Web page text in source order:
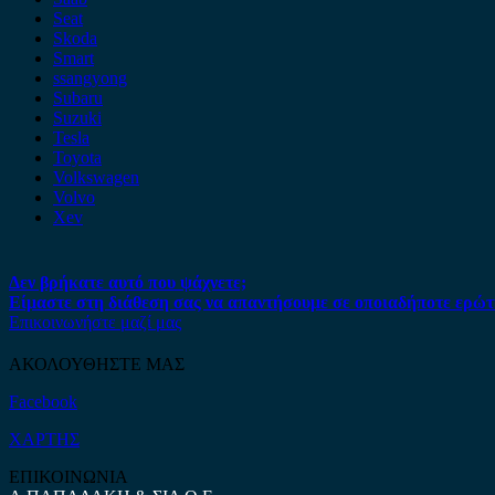
Seat
Skoda
Smart
ssangyong
Subaru
Suzuki
Tesla
Toyota
Volkswagen
Volvo
Xev
Δεν βρήκατε αυτό που ψάχνετε;
Είμαστε στη διάθεση σας να απαντήσουμε σε οποιαδήποτε
Επικοινωνήστε μαζί μας
ΑΚΟΛΟΥΘΗΣΤΕ ΜΑΣ
Facebook
ΧΑΡΤΗΣ
ΕΠΙΚΟΙΝΩΝΙΑ